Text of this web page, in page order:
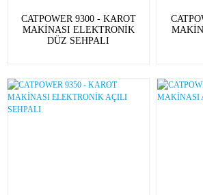
CATPOWER 9300 - KAROT
MAKİNASI ELEKTRONİK
DÜZ SEHPALI